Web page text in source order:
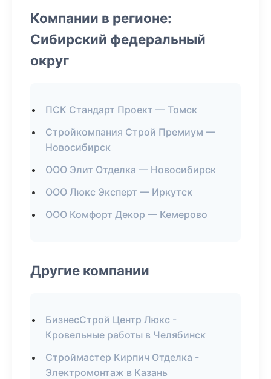
Компании в регионе:
Сибирский федеральный
округ
ПСК Стандарт Проект — Томск
Стройкомпания Строй Премиум —
Новосибирск
ООО Элит Отделка — Новосибирск
ООО Люкс Эксперт — Иркутск
ООО Комфорт Декор — Кемерово
Другие компании
БизнесСтрой Центр Люкс -
Кровельные работы в Челябинск
Строймастер Кирпич Отделка -
Электромонтаж в Казань